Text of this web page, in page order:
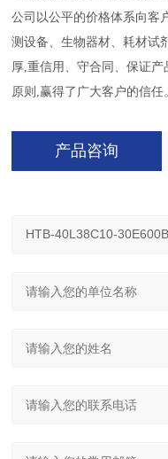
公司以公平的价格体系向客
测设备、生物器材、耗材试
厚,重信用、守合同、保证
原则,赢得了广大客户的信任
产品咨询